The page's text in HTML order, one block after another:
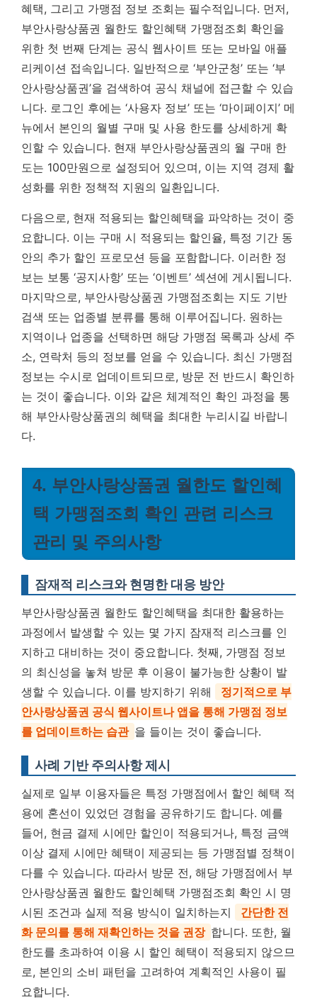
혜택, 그리고 가맹점 정보 조회는 필수적입니다. 먼저,
부안사랑상품권 월한도 할인혜택 가맹점조회 확인을
위한 첫 번째 단계는 공식 웹사이트 또는 모바일 애플
리케이션 접속입니다. 일반적으로 ‘부안군청’ 또는 ‘부
안사랑상품권’을 검색하여 공식 채널에 접근할 수 있습
니다. 로그인 후에는 ‘사용자 정보’ 또는 ‘마이페이지’ 메
뉴에서 본인의 월별 구매 및 사용 한도를 상세하게 확
인할 수 있습니다. 현재 부안사랑상품권의 월 구매 한
도는 100만원으로 설정되어 있으며, 이는 지역 경제 활
성화를 위한 정책적 지원의 일환입니다.
다음으로, 현재 적용되는 할인혜택을 파악하는 것이 중
요합니다. 이는 구매 시 적용되는 할인율, 특정 기간 동
안의 추가 할인 프로모션 등을 포함합니다. 이러한 정
보는 보통 ‘공지사항’ 또는 ‘이벤트’ 섹션에 게시됩니다.
마지막으로, 부안사랑상품권 가맹점조회는 지도 기반
검색 또는 업종별 분류를 통해 이루어집니다. 원하는
지역이나 업종을 선택하면 해당 가맹점 목록과 상세 주
소, 연락처 등의 정보를 얻을 수 있습니다. 최신 가맹점
정보는 수시로 업데이트되므로, 방문 전 반드시 확인하
는 것이 좋습니다. 이와 같은 체계적인 확인 과정을 통
해 부안사랑상품권의 혜택을 최대한 누리시길 바랍니
다.
4. 부안사랑상품권 월한도 할인혜
택 가맹점조회 확인 관련 리스크
관리 및 주의사항
잠재적 리스크와 현명한 대응 방안
부안사랑상품권 월한도 할인혜택을 최대한 활용하는
과정에서 발생할 수 있는 몇 가지 잠재적 리스크를 인
지하고 대비하는 것이 중요합니다. 첫째, 가맹점 정보
의 최신성을 놓쳐 방문 후 이용이 불가능한 상황이 발
생할 수 있습니다. 이를 방지하기 위해
정기적으로 부
안사랑상품권 공식 웹사이트나 앱을 통해 가맹점 정보
를 업데이트하는 습관 을 들이는 것이 좋습니다.
사례 기반 주의사항 제시
실제로 일부 이용자들은 특정 가맹점에서 할인 혜택 적
용에 혼선이 있었던 경험을 공유하기도 합니다. 예를
들어, 현금 결제 시에만 할인이 적용되거나, 특정 금액
이상 결제 시에만 혜택이 제공되는 등 가맹점별 정책이
다를 수 있습니다. 따라서 방문 전, 해당 가맹점에서 부
안사랑상품권 월한도 할인혜택 가맹점조회 확인 시 명
시된 조건과 실제 적용 방식이 일치하는지
간단한 전
화 문의를 통해 재확인하는 것을 권장 합니다. 또한, 월
한도를 초과하여 이용 시 할인 혜택이 적용되지 않으므
로, 본인의 소비 패턴을 고려하여 계획적인 사용이 필
요합니다.